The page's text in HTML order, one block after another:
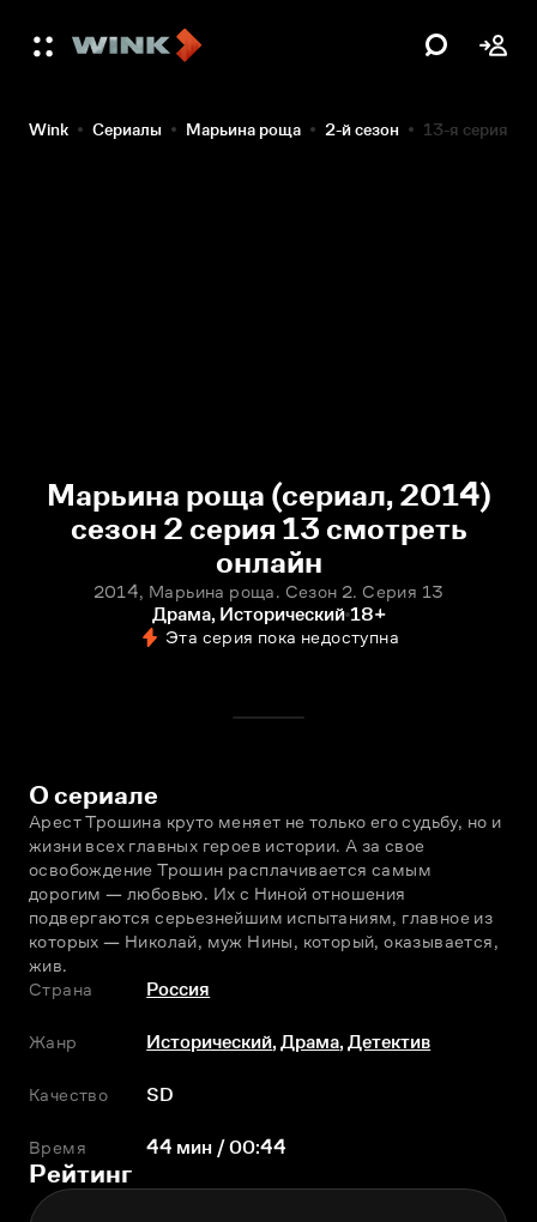
Wink Сериалы Марьина роща 2-й сезон 13-я серия
Марьина роща (сериал, 2014)
сезон 2 серия 13 смотреть
онлайн
2014, Марьина роща. Сезон 2. Серия 13
Драма, Исторический 18+
Эта серия пока недоступна
О сериале
Арест Трошина круто меняет не только его судьбу, но и
жизни всех главных героев истории. А за свое
освобождение Трошин расплачивается самым
дорогим — любовью. Их с Ниной отношения
подвергаются серьезнейшим испытаниям, главное из
которых — Николай, муж Нины, который, оказывается,
жив.
Страна
Россия
Жанр Исторический,Драма,Детектив
Качество SD
Время 44 мин / 00:44
Рейтинг